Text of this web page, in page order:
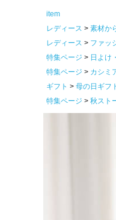
item
レディース
素材か
レディース
ファッ
特集ページ
日よけ
特集ページ
カシミ
ギフト
母の日ギフ
特集ページ
秋スト